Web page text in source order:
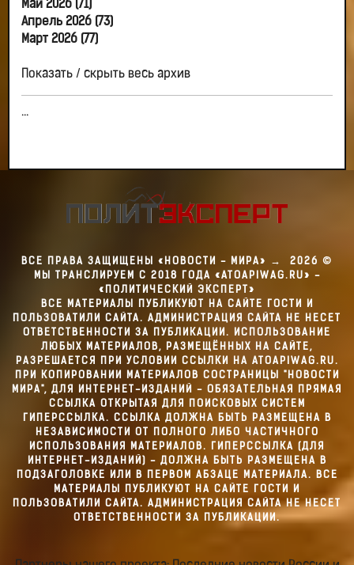
Май 2026 (71)
Апрель 2026 (73)
Март 2026 (77)
Показать / скрыть весь архив
...
ВСЕ ПРАВА ЗАЩИЩЕНЫ «НОВОСТИ - МИРА» → 2026 ©
МЫ ТРАНСЛИРУЕМ С 2018 ГОДА «ATOAPIWAG.RU» -
«ПОЛИТИЧЕСКИЙ ЭКСПЕРТ»
ВСЕ МАТЕРИАЛЫ ПУБЛИКУЮТ НА САЙТЕ ГОСТИ И
ПОЛЬЗОВАТИЛИ САЙТА. АДМИНИСТРАЦИЯ САЙТА НЕ НЕСЕТ
ОТВЕТСТВЕННОСТИ ЗА ПУБЛИКАЦИИ. ИСПОЛЬЗОВАНИЕ
ЛЮБЫХ МАТЕРИАЛОВ, РАЗМЕЩЁННЫХ НА САЙТЕ,
РАЗРЕШАЕТСЯ ПРИ УСЛОВИИ ССЫЛКИ НА ATOAPIWAG.RU.
ПРИ КОПИРОВАНИИ МАТЕРИАЛОВ СОСТРАНИЦЫ "НОВОСТИ
МИРА", ДЛЯ ИНТЕРНЕТ-ИЗДАНИЙ - ОБЯЗАТЕЛЬНАЯ ПРЯМАЯ
ССЫЛКА ОТКРЫТАЯ ДЛЯ ПОИСКОВЫХ СИСТЕМ
ГИПЕРССЫЛКА. ССЫЛКА ДОЛЖНА БЫТЬ РАЗМЕЩЕНА В
НЕЗАВИСИМОСТИ ОТ ПОЛНОГО ЛИБО ЧАСТИЧНОГО
ИСПОЛЬЗОВАНИЯ МАТЕРИАЛОВ. ГИПЕРССЫЛКА (ДЛЯ
ИНТЕРНЕТ-ИЗДАНИЙ) - ДОЛЖНА БЫТЬ РАЗМЕЩЕНА В
ПОДЗАГОЛОВКЕ ИЛИ В ПЕРВОМ АБЗАЦЕ МАТЕРИАЛА. ВСЕ
МАТЕРИАЛЫ ПУБЛИКУЮТ НА САЙТЕ ГОСТИ И
ПОЛЬЗОВАТИЛИ САЙТА. АДМИНИСТРАЦИЯ САЙТА НЕ НЕСЕТ
ОТВЕТСТВЕННОСТИ ЗА ПУБЛИКАЦИИ.